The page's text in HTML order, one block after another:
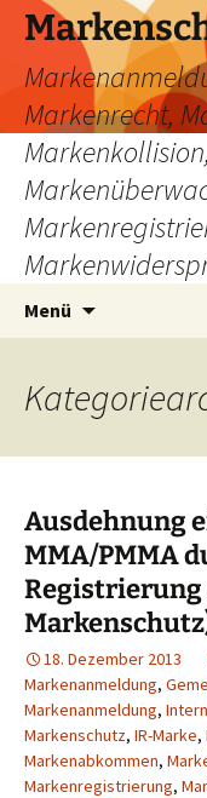
Zum
Inhalt
springen
Markenrecht,
Menü
Ausdehnung
MMA/PMMA
Registrierung
18. Dezember 2013
Markenanmeldung,
Markenanmeldung,
Markenschutz, IR-Marke,
Markenabkommen,
Markenregistrierung,